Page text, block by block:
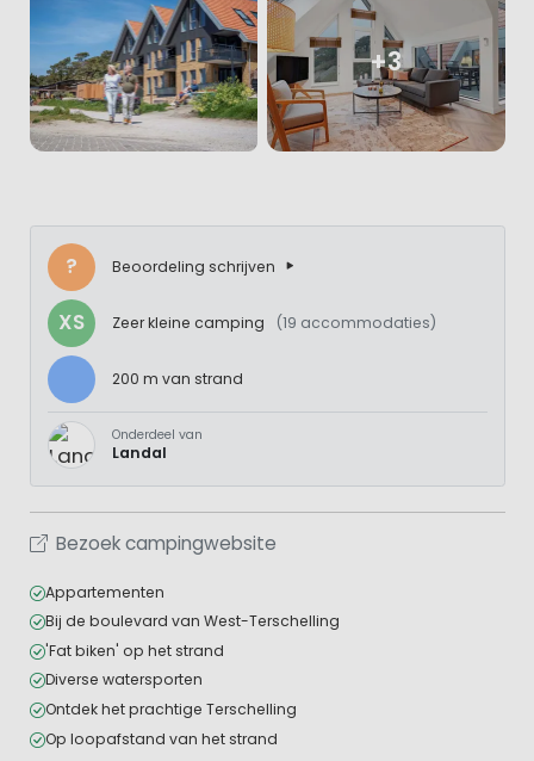
+3
? Beoordeling schrijven
XS Zeer kleine camping (19 accommodaties)
200 m van strand
Onderdeel van
Landal
Bezoek campingwebsite
Appartementen
Bij de boulevard van West-Terschelling
'Fat biken' op het strand
Diverse watersporten
Ontdek het prachtige Terschelling
Op loopafstand van het strand